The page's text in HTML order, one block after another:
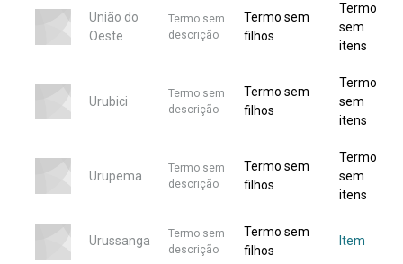
União do
Oeste
Termo sem
descrição
Termo sem
filhos
Termo
sem
itens
Urubici
Termo sem
descrição
Termo sem
filhos
Termo
sem
itens
Urupema
Termo sem
descrição
Termo sem
filhos
Termo
sem
itens
Urussanga
Termo sem
descrição
Termo sem
filhos
Item